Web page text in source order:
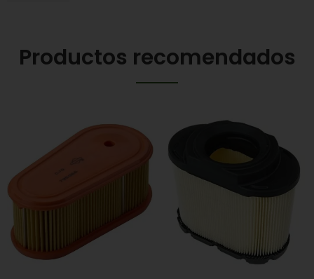
Productos recomendados